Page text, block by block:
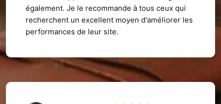
également. Je le recommande à tous ceux qui
recherchent un excellent moyen d'améliorer les
performances de leur site.